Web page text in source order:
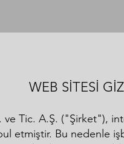
WEB SİTESİ
ve Tic. A.Ş. ("Şirket"),
etmiştir. Bu nedenle